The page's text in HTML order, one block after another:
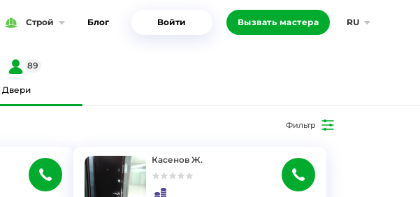
Строй Блог Войти Вызвать мастера RU
Двери
89
Фильтр
Касенов Ж.